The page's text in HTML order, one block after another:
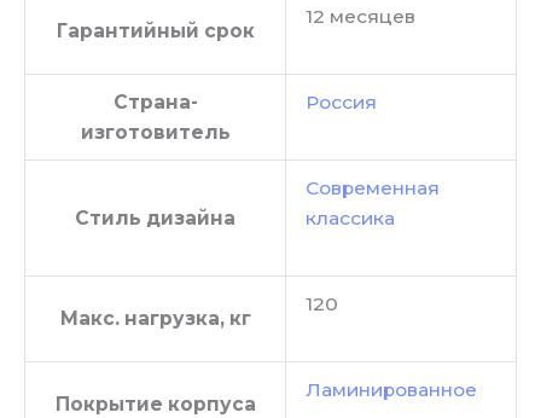
Гарантийный срок
12 месяцев
Страна-
изготовитель
Россия
Стиль дизайна
Современная
классика
Макс. нагрузка, кг
120
Покрытие корпуса
Ламинированное